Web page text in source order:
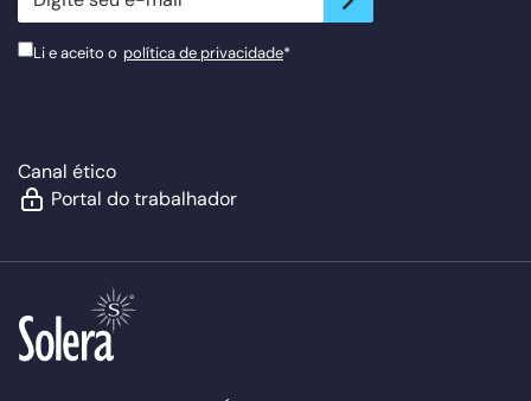
Li e aceito o política de privacidade*
Canal ético
Portal do trabalhador